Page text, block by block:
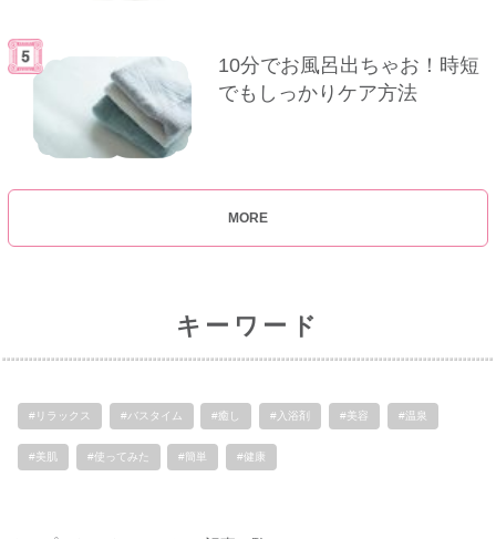
10分でお風呂出ちゃお！時短
でもしっかりケア方法
MORE
キーワード
#リラックス #バスタイム #癒し #入浴剤 #美容 #温泉
#美肌 #使ってみた #簡単 #健康